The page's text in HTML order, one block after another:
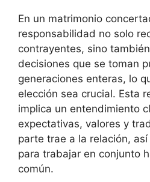
En un matrimonio
responsabilidad no solo
contrayentes, sino
decisiones que se toman
generaciones enteras, lo
elección sea crucial. Esta
implica un entendimiento
expectativas, valores y
parte trae a la relación,
para trabajar en conjunto
común.